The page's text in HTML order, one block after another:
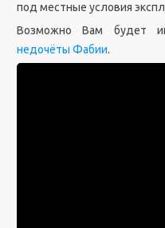
под местные условия
Возможно Вам будет
недочёты Фабии.